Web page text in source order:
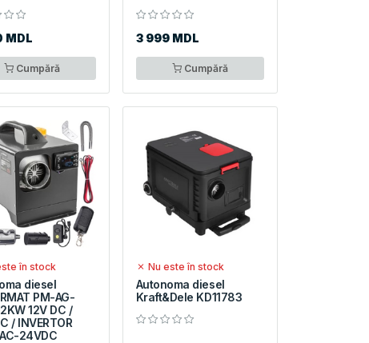
MDL
Cumpără
3 999 MDL
Cumpără
în stock
diesel
PM-AG-
12V DC /
/ INVERTOR
24VDC
Nu este în stock
Autonoma diesel
Kraft&Dele KD11783